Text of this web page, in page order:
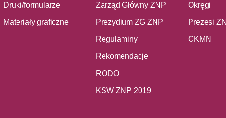
Druki/formularze
Materiały graficzne
Zarząd Główny ZNP
Prezydium ZG ZNP
Regulaminy
Rekomendacje
RODO
KSW ZNP 2019
Okręgi
Prezesi
CKMN